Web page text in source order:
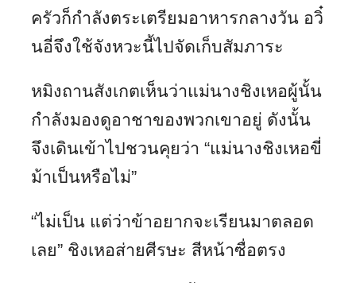
ครัวก็กำลังตระเตรียมอาหารกลางวัน อวิ๋
นอี่จึงใช้จังหวะนี้ไปจัดเก็บสัมภาระ
หมิงถานสังเกตเห็นว่าแม่นางชิงเหอผู้นั้น
กำลังมองดูอาชาของพวกเขาอยู่ ดังนั้น
จึงเดินเข้าไปชวนคุยว่า “แม่นางชิงเหอขี่
ม้าเป็นหรือไม่”
“ไม่เป็น แต่ว่าข้าอยากจะเรียนมาตลอด
เลย” ชิงเหอส่ายศีรษะ สีหน้าซื่อตรง